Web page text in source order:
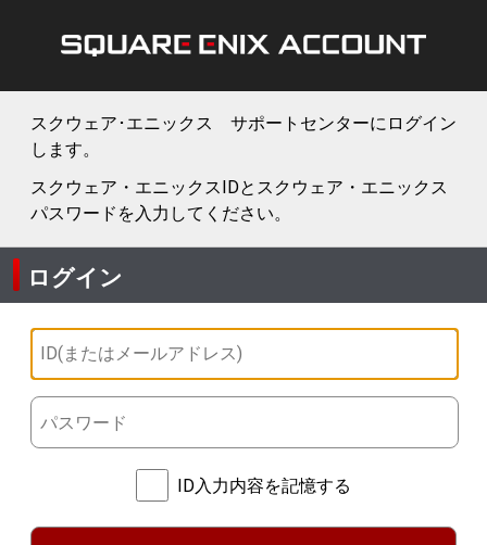
スクウェア･エニックス サポートセンターにログイン
します。
スクウェア・エニックスIDとスクウェア・エニックス
パスワードを入力してください。
ログイン
ID入力内容を記憶する